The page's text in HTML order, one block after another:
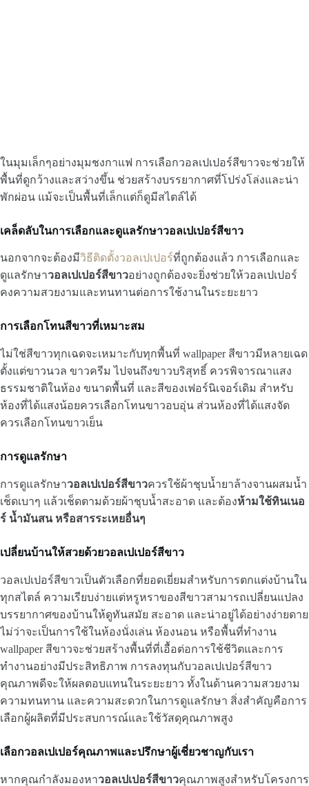
ในมุมเล็กๆอย่างมุมชงกาแฟ การเลือกวอลเปเปอร์สีขาวจะช่วยให้
พื้นที่ดูกว้างและสว่างขึ้น ช่วยสร้างบรรยากาศที่โปร่งโล่งและน่า
พักผ่อน แม้จะเป็นพื้นที่เล็กแต่ก็ดูมีสไตล์ได้
เคล็ดลับในการเลือกและดูแลรักษาวอลเปเปอร์สีขาว
นอกจากจะต้องมีวิธีติดตั้งวอลเปเปอร์ที่ถูกต้องแล้ว การเลือกและ
ดูแลรักษาวอลเปเปอร์สีขาวอย่างถูกต้องจะยิ่งช่วยให้วอลเปเปอร์
คงความสวยงามและทนทานต่อการใช้งานในระยะยาว
การเลือกโทนสีขาวที่เหมาะสม
ไม่ใช่สีขาวทุกเฉดจะเหมาะกับทุกพื้นที่ wallpaper สีขาวมีหลายเฉด
ตั้งแต่ขาวนวล ขาวครีม ไปจนถึงขาวบริสุทธิ์ ควรพิจารณาแสง
ธรรมชาติในห้อง ขนาดพื้นที่ และสีของเฟอร์นิเจอร์เดิม สำหรับ
ห้องที่ได้แสงน้อยควรเลือกโทนขาวอบอุ่น ส่วนห้องที่ได้แสงจัด
ควรเลือกโทนขาวเย็น
การดูแลรักษา
การดูแลรักษาวอลเปเปอร์สีขาวควรใช้ผ้าชุบน้ำยาล้างจานผสมน้ำ
เช็ดเบาๆ แล้วเช็ดตามด้วยผ้าชุบน้ำสะอาด และต้องห้ามใช้ทินเนอ
ร์ น้ำมันสน หรือสารระเหยอื่นๆ
เปลี่ยนบ้านให้สวยด้วยวอลเปเปอร์สีขาว
วอลเปเปอร์สีขาวเป็นตัวเลือกที่ยอดเยี่ยมสำหรับการตกแต่งบ้านใน
ทุกสไตล์ ความเรียบง่ายแต่หรูหราของสีขาวสามารถเปลี่ยนแปลง
บรรยากาศของบ้านให้ดูทันสมัย สะอาด และน่าอยู่ได้อย่างง่ายดาย
ไม่ว่าจะเป็นการใช้ในห้องนั่งเล่น ห้องนอน หรือพื้นที่ทำงาน
wallpaper สีขาวจะช่วยสร้างพื้นที่ที่เอื้อต่อการใช้ชีวิตและการ
ทำงานอย่างมีประสิทธิภาพ การลงทุนกับวอลเปเปอร์สีขาว
คุณภาพดีจะให้ผลตอบแทนในระยะยาว ทั้งในด้านความสวยงาม
ความทนทาน และความสะดวกในการดูแลรักษา สิ่งสำคัญคือการ
เลือกผู้ผลิตที่มีประสบการณ์และใช้วัสดุคุณภาพสูง
เลือกวอลเปเปอร์คุณภาพและปรึกษาผู้เชี่ยวชาญกับเรา
หากคุณกำลังมองหาวอลเปเปอร์สีขาวคุณภาพสูงสำหรับโครงการ